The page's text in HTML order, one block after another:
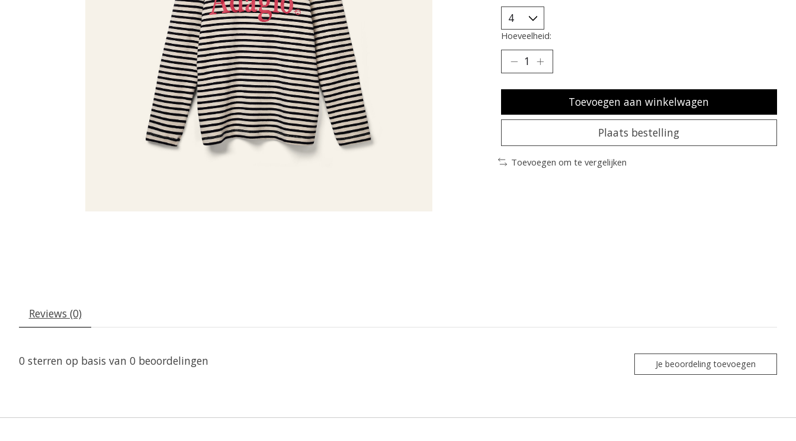
Hoeveelheid:
Toevoegen aan winkelwagen
Plaats bestelling
Toevoegen om te vergelijken
Reviews (0)
0 sterren op basis van 0 beoordelingen Je beoordeling toevoegen